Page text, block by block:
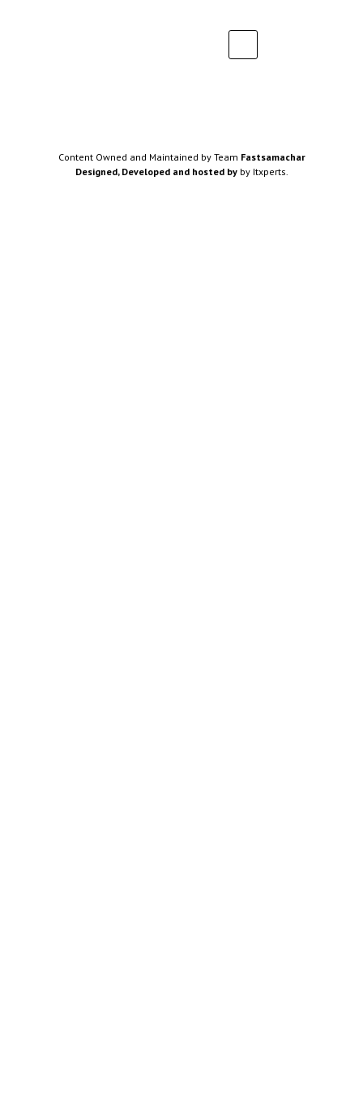
Content Owned and Maintained by Team Fastsamachar
Designed, Developed and hosted byby Itxperts.